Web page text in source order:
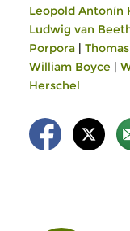
Leopold Antonín
Ludwig van
Porpora |
William Boyce |
Herschel